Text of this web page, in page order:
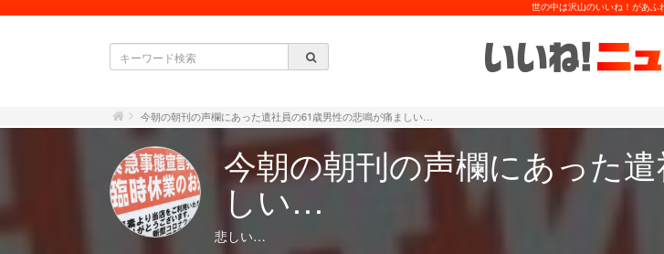
世の中は沢山のいいね！があふ
今朝の朝刊の声欄にあった遣社員の61歳男性の悲鳴が痛ましい…
今朝の朝刊の声欄にあった
しい…
悲しい…